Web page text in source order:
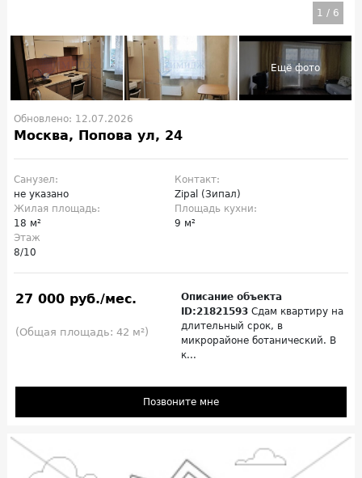
1 / 6
Обновлено: 12.07.2026
Москва, Попова ул, 24
Санузел:
не указано
Контакт:
Zipal (Зипал)
Жилая площадь:
18 м²
Площадь кухни:
9 м²
Этаж
8/10
27 000 руб./мес.
(Общая площадь: 42 м²)
Описание объекта
ID:21821593 Сдам квартиру на
длительный срок, в
микрорайоне ботанический. В
к...
Позвоните мне